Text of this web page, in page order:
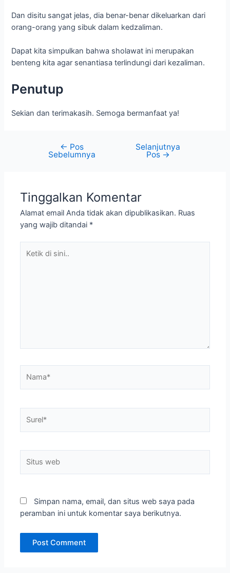
Dan disitu sangat jelas, dia benar-benar dikeluarkan dari
orang-orang yang sibuk dalam kedzaliman.
Dapat kita simpulkan bahwa sholawat ini merupakan
benteng kita agar senantiasa terlindungi dari kezaliman.
Penutup
Sekian dan terimakasih. Semoga bermanfaat ya!
← Pos
Sebelumnya
Selanjutnya
Pos →
Tinggalkan Komentar
Alamat email Anda tidak akan dipublikasikan. Ruas
yang wajib ditandai *
web
Simpan nama, email, dan situs web saya pada
peramban ini untuk komentar saya berikutnya.